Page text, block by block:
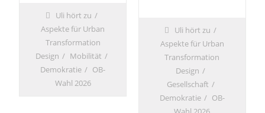
Uli hört zu
Aspekte für Urban
Transformation
Design
Mobilität
Demokratie
OB-
Wahl 2026
Uli hört zu
Aspekte für Urban
Transformation
Design
Gesellschaft
Demokratie
OB-